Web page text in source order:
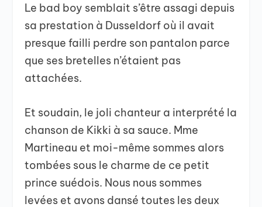
Le bad boy semblait s’être assagi depuis
sa prestation à Dusseldorf où il avait
presque failli perdre son pantalon parce
que ses bretelles n’étaient pas
attachées.
Et soudain, le joli chanteur a interprété la
chanson de Kikki à sa sauce. Mme
Martineau et moi-même sommes alors
tombées sous le charme de ce petit
prince suédois. Nous nous sommes
levées et avons dansé toutes les deux